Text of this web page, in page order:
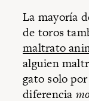
La mayoría
de toros
maltrato
alguien
gato solo
diferencia